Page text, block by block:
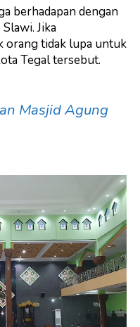
berhadapan dengan
Jika
orang tidak lupa untuk
Tegal tersebut.
Masjid Agung